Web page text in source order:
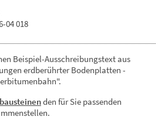
04 018
Beispiel-Ausschreibungstext aus
erdberührter Bodenplatten -
den für Sie passenden